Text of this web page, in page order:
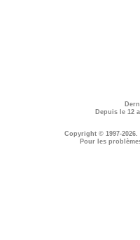
Depuis le 12
Copyright © 1997-2026.
Pour les